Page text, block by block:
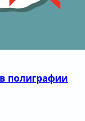
полиграфии